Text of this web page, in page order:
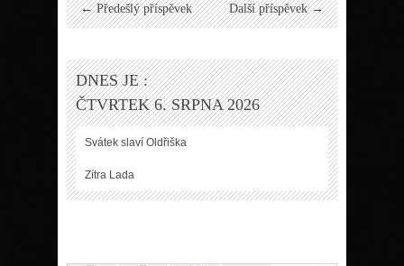
← Předešlý příspěvek Další příspěvek →
DNES JE :
ČTVRTEK 6. SRPNA 2026
Svátek slaví Oldřiška
Zítra Lada